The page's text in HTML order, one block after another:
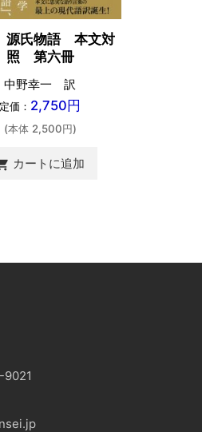
氏物語 本文対
照 第六冊
中野幸一 訳
定価： 2,750円
(本体 2,500円)
カートに追加